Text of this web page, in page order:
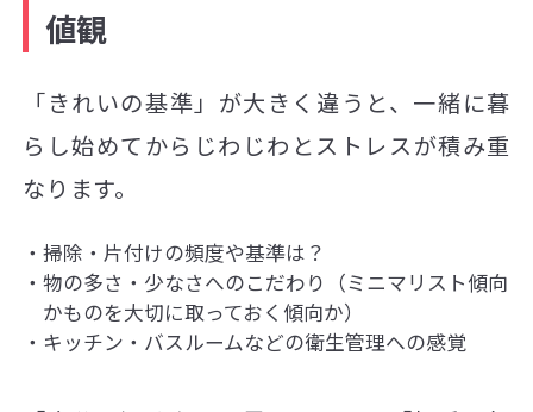
値観
「きれいの基準」が大きく違うと、一緒に暮
らし始めてからじわじわとストレスが積み重
なります。
掃除・片付けの頻度や基準は？
物の多さ・少なさへのこだわり（ミニマリスト傾向
かものを大切に取っておく傾向か）
キッチン・バスルームなどの衛生管理への感覚